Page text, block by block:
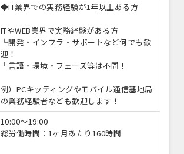
◆IT業界での実務経験が1年以上ある方
ITやWEB業界で実務経験がある方
└開発・インフラ・サポートなど何でも歓
迎！
└言語・環境・フェーズ等は不問！
例）PCキッティングやモバイル通信基地局
の業務経験者なども歓迎します！
10:00〜19:00
総労働時間：1ヶ月あたり160時間